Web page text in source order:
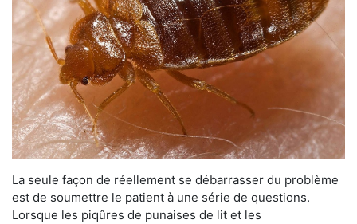
La seule façon de réellement se débarrasser du problème
est de soumettre le patient à une série de questions.
Lorsque les piqûres de punaises de lit et les